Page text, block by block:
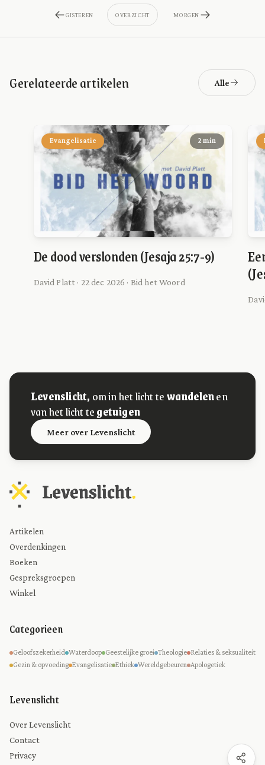
GISTEREN OVERZICHT MORGEN
Gerelateerde artikelen Alle
Evangelisatie 2 min
De dood verslonden (Jesaja 25:7-9)
David Platt · 22 dec 2026 · Bid het Woord
Levenslicht, om in het licht tewandelenen
van het licht tegetuigen
Meer over Levenslicht
Artikelen
Overdenkingen
Boeken
Gespreksgroepen
Winkel
Categorieen
Geloofszekerheid Waterdoop Geestelijke groei Theologie Relaties & seksualiteit
Gezin & opvoeding Evangelisatie Ethiek Wereldgebeuren Apologetiek
Levenslicht
Over Levenslicht
Contact
Privacy